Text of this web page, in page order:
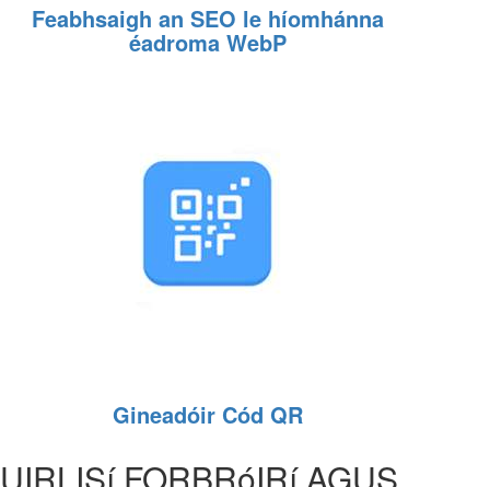
Feabhsaigh an SEO le híomhánna
éadroma WebP
Gineadóir Cód QR
UIRLISí FORBRóIRí AGUS